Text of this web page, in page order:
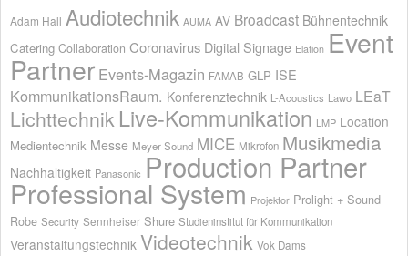
Adam Hall Audiotechnik AUMA AV Broadcast Bühnentechnik
Catering Collaboration Coronavirus Digital Signage Elation Event
Partner Events-Magazin FAMAB GLP ISE
KommunikationsRaum. Konferenztechnik L-Acoustics Lawo LEaT
Lichttechnik Live-Kommunikation LMP Location
Medientechnik Messe Meyer Sound MICE Mikrofon Musikmedia
Nachhaltigkeit Panasonic Production Partner
Professional System Projektor Prolight + Sound
Robe Security Sennheiser Shure Studieninstitut für Kommunikation
Veranstaltungstechnik Videotechnik Vok Dams